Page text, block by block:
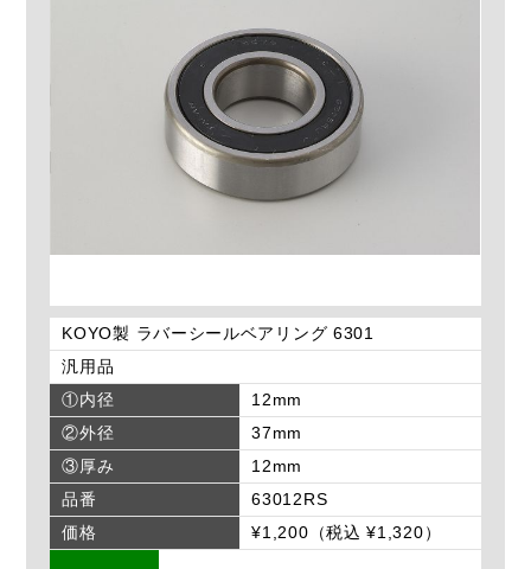
KOYO製 ラバーシールベアリング 6301
汎用品
①内径
12mm
②外径
37mm
③厚み
12mm
品番
63012RS
価格
¥1,200（税込 ¥1,320）